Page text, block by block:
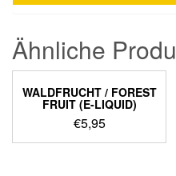
Ähnliche
WALDFRUCHT / FOREST
FRUIT (E-LIQUID)
€5,95